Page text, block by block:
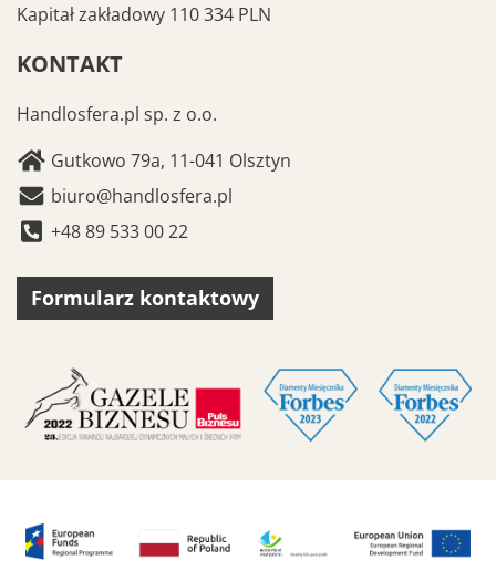
Kapitał zakładowy 110 334 PLN
KONTAKT
Handlosfera.pl sp. z o.o.
Gutkowo 79a, 11-041 Olsztyn
biuro@handlosfera.pl
+48 89 533 00 22
Formularz kontaktowy